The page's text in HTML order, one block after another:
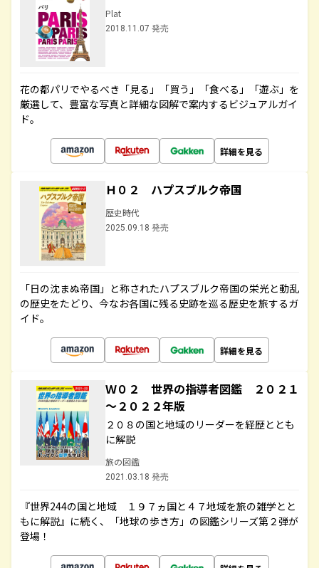
Plat
2018.11.07 発売
花の都パリでやるべき「見る」「買う」「食べる」「遊ぶ」を
厳選して、豊富な写真と詳細な図解で案内するビジュアルガイ
ド。
詳細を見る
Ｈ０２ ハプスブルク帝国
歴史時代
2025.09.18 発売
「日の沈まぬ帝国」と称されたハプスブルク帝国の栄光と動乱
の歴史をたどり、今なお各国に残る史跡を巡る歴史を旅するガ
イド。
詳細を見る
Ｗ０２ 世界の指導者図鑑 ２０２１
～２０２２年版
２０８の国と地域のリーダーを経歴ととも
に解説
旅の図鑑
2021.03.18 発売
『世界244の国と地域 １９７ヵ国と４７地域を旅の雑学とと
もに解説』に続く、「地球の歩き方」の図鑑シリーズ第２弾が
登場！